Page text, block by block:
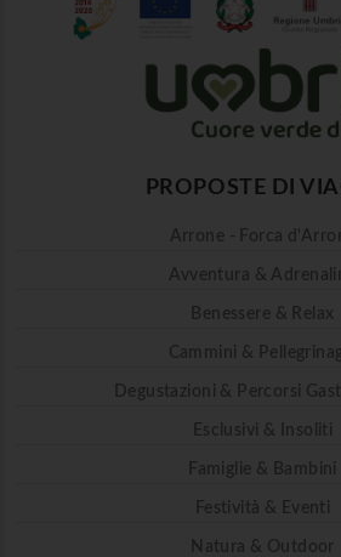
PROPOSTE DI
Arrone - Forca
Avventura &
Benessere & Relax
Cammini &
Degustazioni & Percorsi
Esclusivi & Insoliti
Famiglie & Bambini
Festività & Eventi
Natura & Outdoor